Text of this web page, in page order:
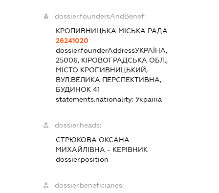
dossier.foundersAndBenef:
КРОПИВНИЦЬКА МІСЬКА РАДА
26241020
dossier.founderAddressУКРАЇНА,
25006, КІРОВОГРАДСЬКА ОБЛ.,
МІСТО КРОПИВНИЦЬКИЙ,
ВУЛ.ВЕЛИКА ПЕРСПЕКТИВНА,
БУДИНОК 41
statements.nationality: Україна
dossier.heads:
СТРЮКОВА ОКСАНА
МИХАЙЛІВНА - КЕРІВНИК
dossier.position -
dossier.beneficiaries: